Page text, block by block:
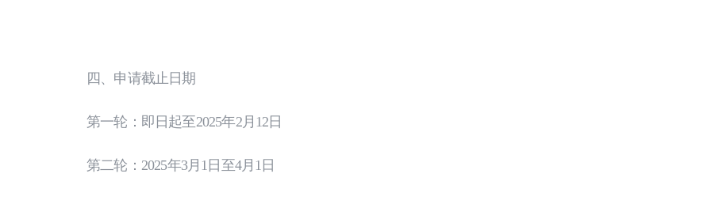
四、申请截止日期
第一轮：即日起至2025年2月12日
第二轮：2025年3月1日至4月1日